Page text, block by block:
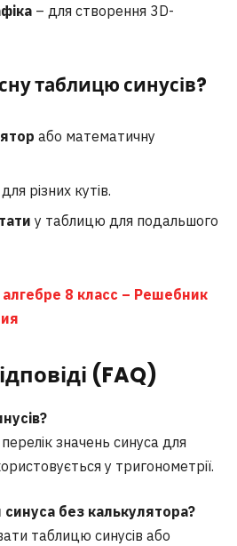
– для створення 3D-
таблицю синусів?
або математичну
для різних кутів.
у таблицю для подальшого
8 класс – Решебник
(FAQ)
значень синуса для
у тригонометрії.
без калькулятора?
таблицю синусів або